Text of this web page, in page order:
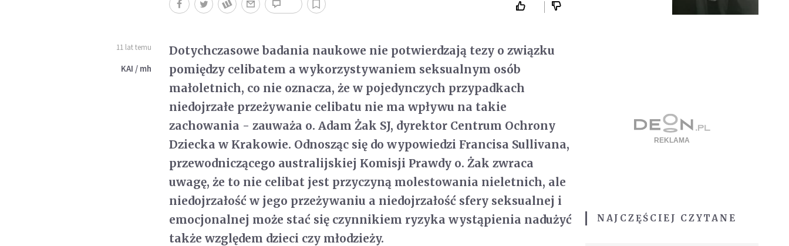
11 lat temu
KAI / mh
Dotychczasowe badania naukowe nie potwierdzają tezy o związku
pomiędzy celibatem a wykorzystywaniem seksualnym osób
małoletnich, co nie oznacza, że w pojedynczych przypadkach
niedojrzałe przeżywanie celibatu nie ma wpływu na takie
zachowania - zauważa o. Adam Żak SJ, dyrektor Centrum Ochrony
Dziecka w Krakowie. Odnosząc się do wypowiedzi Francisa Sullivana,
przewodniczącego australijskiej Komisji Prawdy o. Żak zwraca
uwagę, że to nie celibat jest przyczyną molestowania nieletnich, ale
niedojrzałość w jego przeżywaniu a niedojrzałość sfery seksualnej i
emocjonalnej może stać się czynnikiem ryzyka wystąpienia nadużyć
także względem dzieci czy młodzieży.
NAJCZĘŚCIEJ CZYTANE